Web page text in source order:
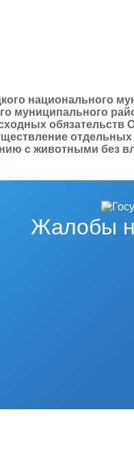
национального
муниципального
обязательств
с животными без
Жалобы